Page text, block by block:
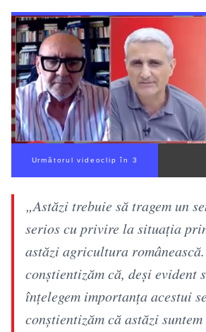
Următorul videoclip în 2
„Astăzi trebuie să tragem un
serios cu privire la situația
astăzi agricultura
conștientizăm că, deși evident
înțelegem importanța acestui
conștientizăm că astăzi